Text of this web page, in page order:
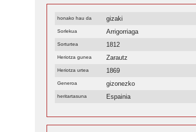
honako hau da gizaki
Sorlekua Arrigorriaga
Sorturtea 1812
Heriotza gunea Zarautz
Heriotza urtea 1869
Generoa gizonezko
heritartasuna Espainia